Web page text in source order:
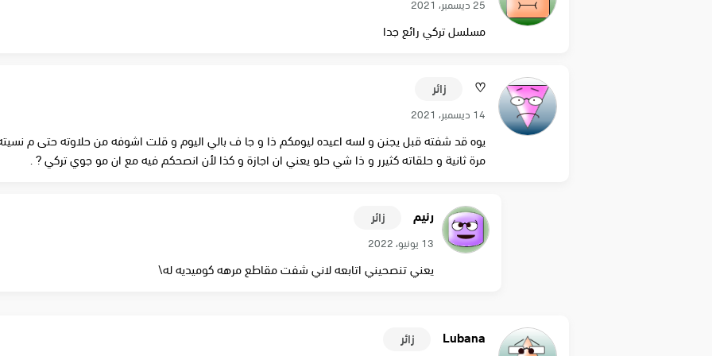
25 ديسمبر، 2021
مسلسل تركي رائع جدا
♡︎ زائر
14 ديسمبر، 2021
يوه قد شفته قبل يجنن و لسه اعيده ليومكم ذا و جا ف بالي اليوم و قلت اشوفه من حلاوته حتى م
مرة ثانية و حلقاته كثيرر و ذا شي حلو يعني ان اجازة و كذا لأن انصحكم فيه مع ان مو جوي تركي ? .
رنيم زائر
13 يونيو، 2022
يعني تنصحيني اتابعه لاني شفت مقاطع مرهه كوميديه له\
Lubana زائر